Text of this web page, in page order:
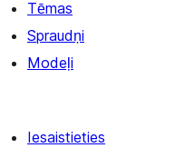
Tēmas
Spraudņi
Modeļi
Iesaistieties